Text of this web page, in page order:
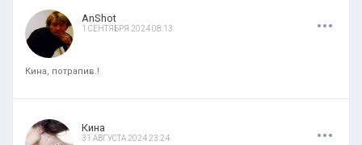
AnShot
1 СЕНТЯБРЯ 2024 08:13 ...
Кина, потрапив.!
Кина
31 АВГУСТА 2024 23:24 ...